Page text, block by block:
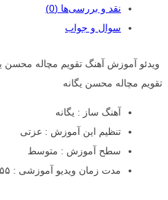
نقد و بررسی‌ها (0)
سوال و جواب
ویدئو آموزش آهنگ تقویم مچاله محسن
تقویم مچاله محسن یگانه
آهنگ ساز : یگانه
تنظیم این آموزش : عزتی
سطح آموزش : متوسط
مدت زمان ویدیو آموزشی : ۰۰:۰۳:۵۵